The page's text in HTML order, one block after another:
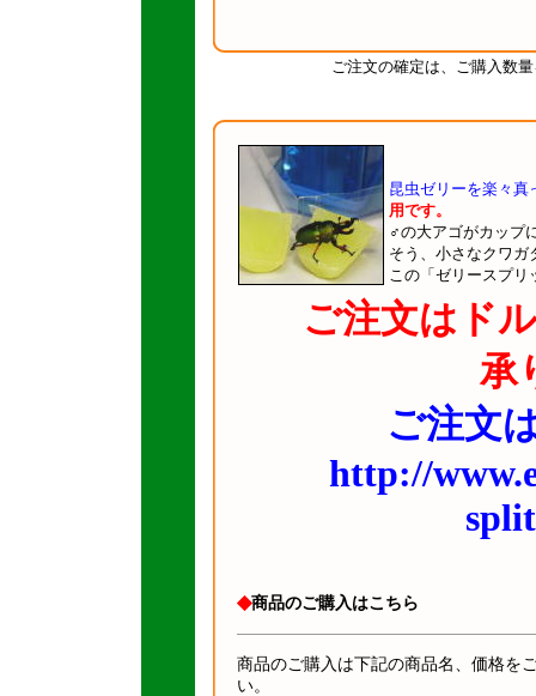
ご注文の確定は、ご購入数
昆虫ゼリーを楽々真
用です。
♂の大アゴがカップ
そう、小さなクワガ
この「ゼリースプリ
ご注文はド
承
ご注文
http://
◆商品のご購入はこちら
商品のご購入は下記の商品名、価格を
い。